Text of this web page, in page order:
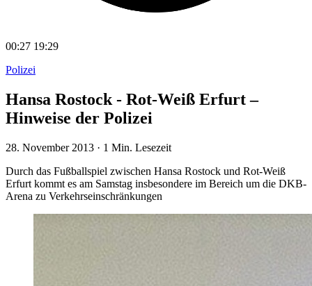
00:27 19:29
Polizei
Hansa Rostock - Rot-Weiß Erfurt –
Hinweise der Polizei
28. November 2013 · 1 Min. Lesezeit
Durch das Fußballspiel zwischen Hansa Rostock und Rot-Weiß
Erfurt kommt es am Samstag insbesondere im Bereich um die DKB-
Arena zu Verkehrseinschränkungen